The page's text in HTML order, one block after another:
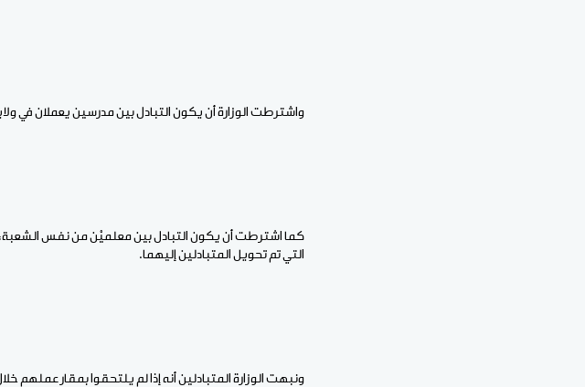
واشترطت الوزارة أن يكون التبادل بين مدرسين يعملان في
كما اشترطت أن يكون التبادل بين معلميْن من نفس
التي تم تحويل المتبادلين إليهما.
ونبهت الوزارة المتبادلين أنه إذا لم يلتحقوا بمقار عملهم خلال 72 ساعة بعد نشر مذكرة العمل فإن التبادل يُصبح